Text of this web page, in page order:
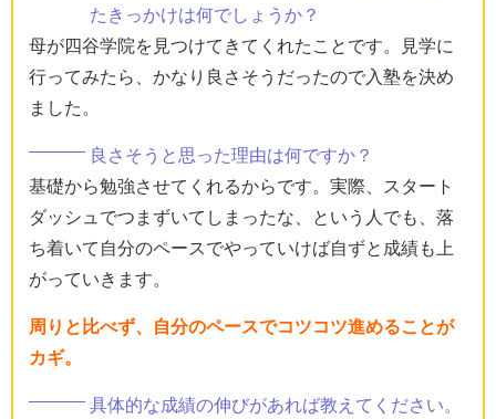
たきっかけは何でしょうか？
母が四谷学院を見つけてきてくれたことです。見学に
行ってみたら、かなり良さそうだったので入塾を決め
ました。
良さそうと思った理由は何ですか？
基礎から勉強させてくれるからです。実際、スタート
ダッシュでつまずいてしまったな、という人でも、落
ち着いて自分のペースでやっていけば自ずと成績も上
がっていきます。
周りと比べず、自分のペースでコツコツ進めることが
カギ。
具体的な成績の伸びがあれば教えてください。